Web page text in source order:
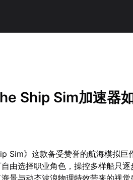
Ship Sim加速器
Sim》这款备受赞誉的航海模拟
由选择职业角色，操控多样船只
景与动态波浪物理特效带来的视觉